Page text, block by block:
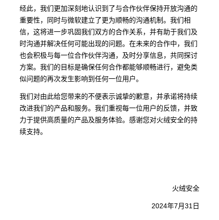
经此，我们更加深刻地认识到了与合作伙伴保持开放沟通的
重要性，同时与微软建立了更为顺畅的沟通机制。我们相
信，这将进一步巩固我们双方的合作关系，并有助于我们及
时沟通并解决任何可能出现的问题。在未来的合作中，我们
也会积极与每一位合作伙伴沟通，及时分享信息，共同探讨
方案。我们的目标是确保任何合作都能够顺畅进行，避免类
似问题的再次发生影响到任何一位用户。
我们对由此给您带来的不便表示诚挚的歉意，并承诺将持续
改进我们的产品和服务。我们重视每一位用户的反馈，并致
力于提供高质量的产品及服务体验。感谢您对火绒安全的持
续支持。
火绒安全
2024年7月31日